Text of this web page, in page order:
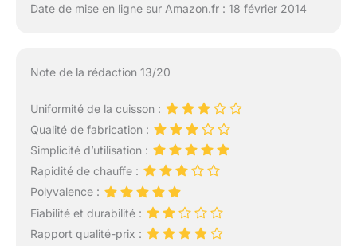
Date de mise en ligne sur Amazon.fr : 18 février 2014
Note de la rédaction 13/20
Uniformité de la cuisson :
Qualité de fabrication :
Simplicité d’utilisation :
Rapidité de chauffe :
Polyvalence :
Fiabilité et durabilité :
Rapport qualité-prix :